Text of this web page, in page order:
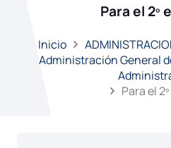
Para el 2º
Inicio
Administración General
Para el